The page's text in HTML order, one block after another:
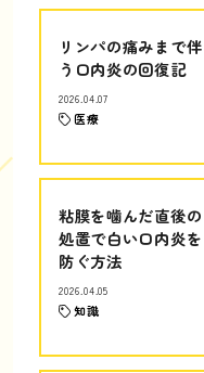
リンパの痛みまで伴
う口内炎の回復記
2026.04.07
医療
粘膜を噛んだ直後の
処置で白い口内炎を
防ぐ方法
2026.04.05
知識